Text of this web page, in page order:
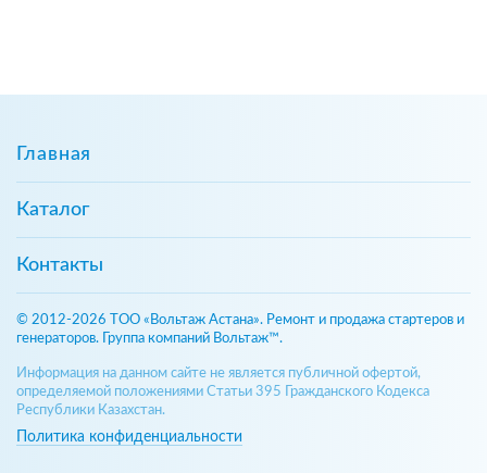
Главная
Каталог
Контакты
© 2012-2026 ТОО «Вольтаж Астана». Ремонт и продажа стартеров и
генераторов. Группа компаний Вольтаж™.
Информация на данном сайте не является публичной офертой,
определяемой положениями Статьи 395 Гражданского Кодекса
Республики Казахстан.
Политика конфиденциальности